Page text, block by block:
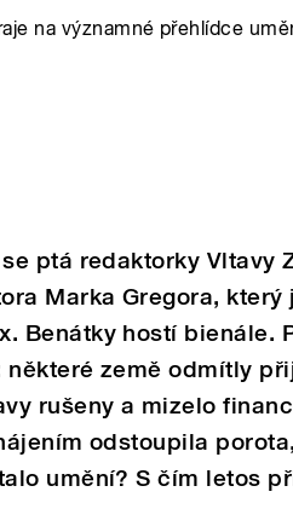
na významné přehlídce
ptá redaktorky Vltavy
Marka Gregora,
Benátky hostí bienále.
některé země odmítly
rušeny a mizelo
odstoupila
umění? S čím letos